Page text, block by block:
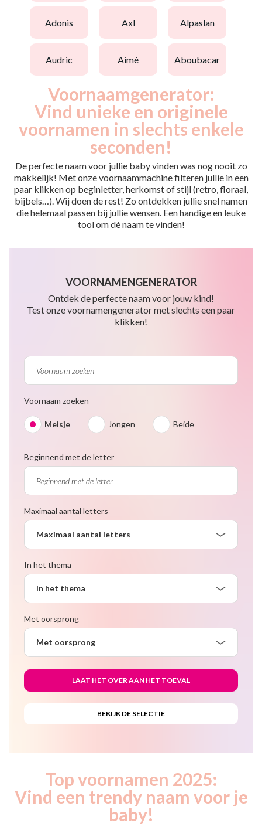
adonis axl alpaslan
audric aimé aboubacar
Voornaamgenerator:
Vind unieke en originele
voornamen in slechts enkele
seconden!
De perfecte naam voor jullie baby vinden was nog nooit zo
makkelijk! Met onze voornaammachine filteren jullie in een
paar klikken op beginletter, herkomst of stijl (retro, floraal,
bijbels…). Wij doen de rest! Zo ontdekken jullie snel namen
die helemaal passen bij jullie wensen. Een handige en leuke
tool om dé naam te vinden!
VOORNAMENGENERATOR
Ontdek de perfecte naam voor jouw kind!
Test onze voornamengenerator met slechts een paar
klikken!
Voornaam zoeken
Meisje Jongen Beide
Beginnend met de letter
Maximaal aantal letters
Maximaal aantal letters
In het thema
In het thema
Met oorsprong
Met oorsprong
Top voornamen 2025:
Vind een trendy naam voor je
baby!